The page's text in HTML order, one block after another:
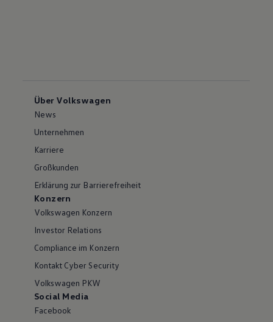
Über Volkswagen
News
Unternehmen
Karriere
Großkunden
Erklärung zur Barrierefreiheit
Konzern
Volkswagen Konzern
Investor Relations
Compliance im Konzern
Kontakt Cyber Security
Volkswagen PKW
Social Media
Facebook